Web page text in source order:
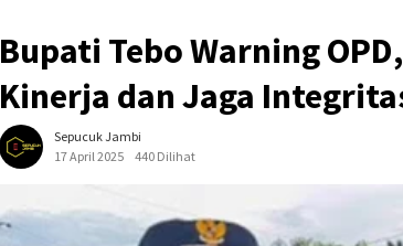
Bupati Tebo Warning
Kinerja dan Jaga
Sepucuk Jambi
17 April 2025
440 Dilihat